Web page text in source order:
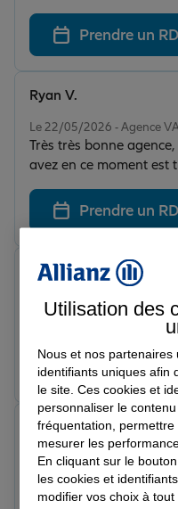
Tous nos devisPrendre un
Le 22/05/2026 - Agence
Très très bonne
avez en ce moment est
remercie.
Ryan V.
Prendre un
Le 18/05/2026 - Agence
Une très bonne
Esteban P.
Prendre un
Note de 5 sur 5
Le 23/04/2026 - Agence
J’étais à la recherche
ma fille et tout a été
Christophe G.
Utilisation des
Nous et nos partenaires
identifiants uniques afin
le site. Ces cookies et
personnaliser le
fréquentation,
mesurer les
En cliquant sur le
les cookies et
modifier vos choix à